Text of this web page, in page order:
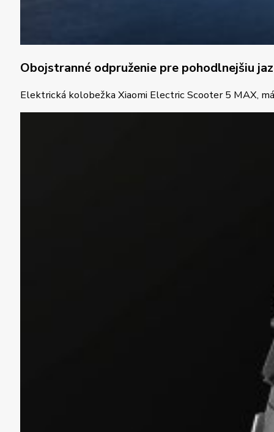
Obojstranné odpruženie pre pohodlnejšiu
Elektrická kolobežka Xiaomi Electric Scooter 5 MAX,